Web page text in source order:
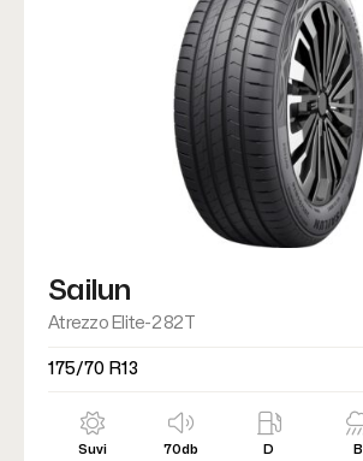
Sailun
Atrezzo Elite-2 82T
175/70 R13
Suvi 70db D B